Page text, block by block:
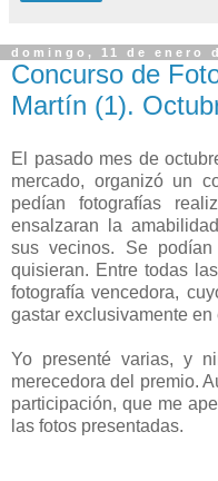
domingo, 11 de enero
Concurso de
Martín (1).
El pasado mes de
mercado, organizó un
pedían fotografías
ensalzaran la
sus vecinos. Se
quisieran. Entre todas
fotografía vencedora,
gastar exclusivamente en
Yo presenté varias, y
merecedora del premio.
participación, que me
las fotos presentadas.